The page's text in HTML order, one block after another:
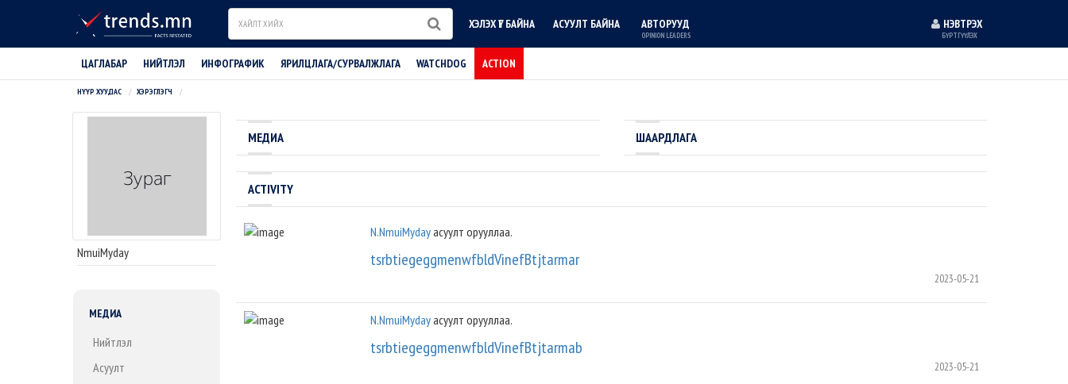
Search ХЭЛЭХ ҮГ БАЙНА АСУУЛТ БАЙНА АВТОРУУД
OPINION LEADERS
НЭВТРЭХ
БҮРТГҮҮЛЭХ
ЦАГЛАБАР НИЙТЛЭЛ ИНФОГРАФИК ЯРИЛЦЛАГА/СУРВАЛЖЛАГА WATCHDOG ACTION
НҮҮР ХУУДАС ХЭРЭГЛЭГЧ
NmuiMyday
МЕДИА
Нийтлэл
Асуулт
МЕДИА ШААРДЛАГА
ACTIVITY
N.NmuiMydayасуулт орууллаа.
tsrbtiegeggmenwfbldVinefBtjtarmar
2023-05-21
N.NmuiMydayасуулт орууллаа.
tsrbtiegeggmenwfbldVinefBtjtarmab
2023-05-21